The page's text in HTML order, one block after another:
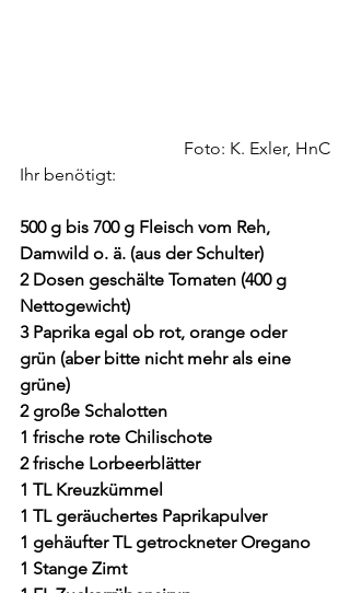
Foto: K. Exler, HnC
Ihr benötigt:
500 g bis 700 g Fleisch vom Reh,
Damwild o. ä. (aus der Schulter)
2 Dosen geschälte Tomaten (400 g
Nettogewicht)
3 Paprika egal ob rot, orange oder
grün (aber bitte nicht mehr als eine
grüne)
2 große Schalotten
1 frische rote Chilischote
2 frische Lorbeerblätter
1 TL Kreuzkümmel
1 TL geräuchertes Paprikapulver
1 gehäufter TL getrockneter Oregano
1 Stange Zimt